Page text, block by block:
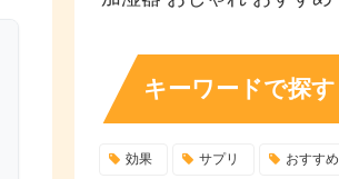
キーワードで探す
効果 サプリ おすすめ